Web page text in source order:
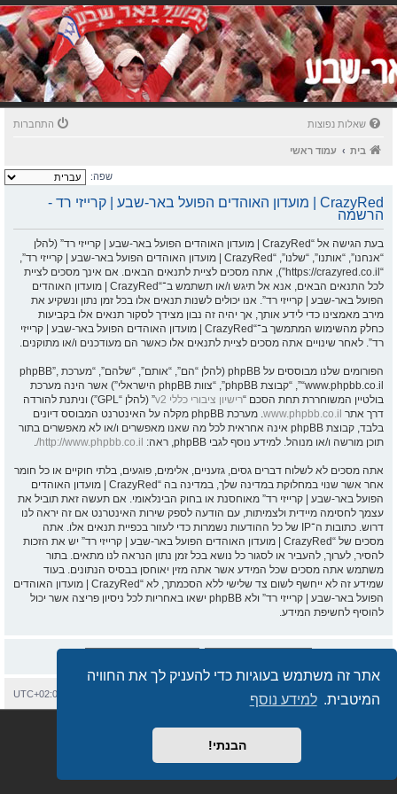
אתר זה משתמש בעוגיות כדי להעניק לך את החוויה
המיטבית. למידע נוסף
הבנתי!
שאלות נפוצות התחברות
בית עמוד ראשי
שפה:
CrazyRed | מועדון האוהדים הפועל באר-שבע | קרייזי רד -
הרשמה
בעת הגישה אל “CrazyRed | מועדון האוהדים הפועל באר-שבע | קרייזי רד” (להלן
“אנחנו”, “אותנו”, “שלנו”, “CrazyRed | מועדון האוהדים הפועל באר-שבע | קרייזי רד”,
“https://crazyred.co.il”), אתה מסכים לציית לתנאים הבאים. אם אינך מסכים לציית
לכל התנאים הבאים, אנא אל תיגש ו/או תשתמש ב־“CrazyRed | מועדון האוהדים
הפועל באר-שבע | קרייזי רד”. אנו יכולים לשנות תנאים אלו בכל זמן נתון ונשקיע את
מירב מאמצינו כדי לידע אותך, אך יהיה זה נבון מצידך לסקור תנאים אלו בקביעות
כחלק מהשימוש המתמשך ב־“CrazyRed | מועדון האוהדים הפועל באר-שבע | קרייזי
רד”. לאחר שינויים אתה מסכים לציית לתנאים אלו כאשר הם מעודכנים ו/או מתוקנים.
הפורומים שלנו מבוססים על phpBB (להלן “הם”, “אותם”, “שלהם”, “מערכת phpBB”,
“www.phpbb.co.il”, “קבוצת phpBB”, “צוות phpBB הישראלי”) אשר הינה מערכת
בולטיין המשוחררת תחת הסכם “רישיון ציבורי כללי v2
” (להלן “GPL”) וניתנת להורדה
דרך אתר www.phpbb.co.il
. מערכת phpBB מקלה על האינטרנט המבוסס דיונים
בלבד, קבוצת phpBB אינה אחראית לכל מה שאנו מאפשרים ו/או לא מאפשרים בתור
תוכן מורשה ו/או מנוהל. למידע נוסף לגבי phpBB, ראה:
http://www.phpbb.co.il/
.
אתה מסכים לא לשלוח דברים גסים, גזעניים, אלימים, פוגעים, בלתי חוקיים או כל חומר
אחר אשר שנוי במחלוקת במדינה שלך, במדינה בה “CrazyRed | מועדון האוהדים
הפועל באר-שבע | קרייזי רד” מאוחסנת או בחוק הבינלאומי. אם תעשה זאת תוביל את
עצמך לחסימה מיידית ולצמיתות, עם הודעה לספק שירות האינטרנט אם זה יראה לנו
דרוש. כתובות ה־IP של כל ההודעות נשמרות כדי לעזור בכפיית תנאים אלו. אתה
מסכים של “CrazyRed | מועדון האוהדים הפועל באר-שבע | קרייזי רד” יש את הזכות
להסיר, לערוך, להעביר או לסגור כל נושא בכל זמן נתון הנראה לנו מתאים. בתור
משתמש אתה מסכים שכל המידע אשר אתה מזין יאוחסן בבסיס הנתונים. בעוד
שמידע זה לא ייחשף לשום צד שלישי ללא הסכמתך, לא “CrazyRed | מועדון האוהדים
הפועל באר-שבע | קרייזי רד” ולא phpBB ישאו באחריות לכל ניסיון פריצה אשר יכול
להוסיף לחשיפת המידע.
בית עמוד ראשי UTC+02:00 יצירת קשר
מופעל על ידיphpBB
® Forum Software © phpBB Limited